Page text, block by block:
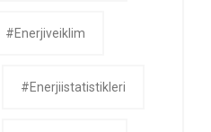
#enerjiveiklim
#enerjiistatistikleri